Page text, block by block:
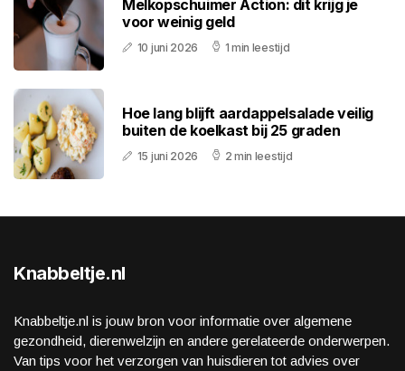
Melkopschuimer Action: dit krijg je
voor weinig geld
10 juni 2026 1 min leestijd
Hoe lang blijft aardappelsalade veilig
buiten de koelkast bij 25 graden
15 juni 2026 2 min leestijd
Knabbeltje.nl
Knabbeltje.nl is jouw bron voor informatie over algemene
gezondheid, dierenwelzijn en andere gerelateerde onderwerpen.
Van tips voor het verzorgen van huisdieren tot advies over